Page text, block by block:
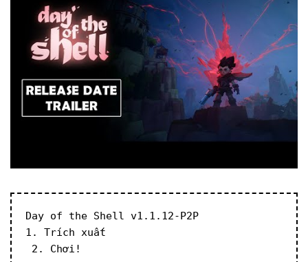
Day of the Shell v1.1.12-P2P
1. Trích xuất
2. Chơi!